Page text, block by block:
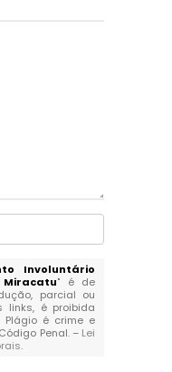
Involuntário
Miracatu" é de
parcial ou
links, é proibida
Plágio é crime e
Penal. – Lei
.